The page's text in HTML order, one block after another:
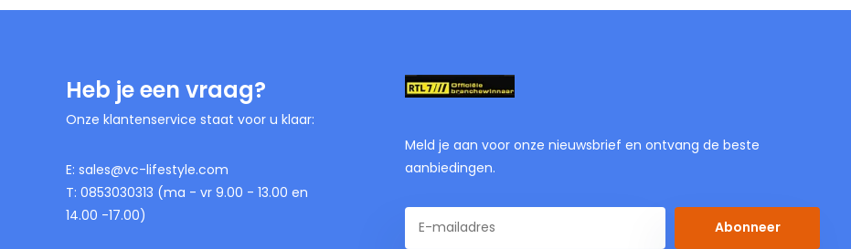
Heb je een vraag?
Onze klantenservice staat voor u klaar:
E: sales@vc-lifestyle.com
T: 0853030313 (ma - vr 9.00 - 13.00 en
14.00 -17.00)
Meld je aan voor onze nieuwsbrief en ontvang de beste
aanbiedingen.
Abonneer